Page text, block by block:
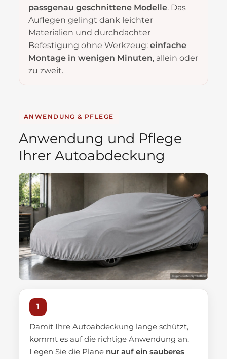
passgenau geschnittene Modelle. Das
Auflegen gelingt dank leichter
Materialien und durchdachter
Befestigung ohne Werkzeug: einfache
Montage in wenigen Minuten, allein oder
zu zweit.
ANWENDUNG & PFLEGE
Anwendung und Pflege
Ihrer Autoabdeckung
1
Damit Ihre Autoabdeckung lange schützt,
kommt es auf die richtige Anwendung an.
Legen Sie die Plane nur auf ein sauberes